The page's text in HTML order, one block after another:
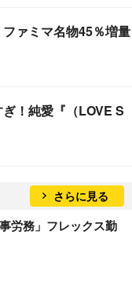
ァミマ名物45％増量
！純愛『（LOVE S
さらに見る
労務」フレックス勤